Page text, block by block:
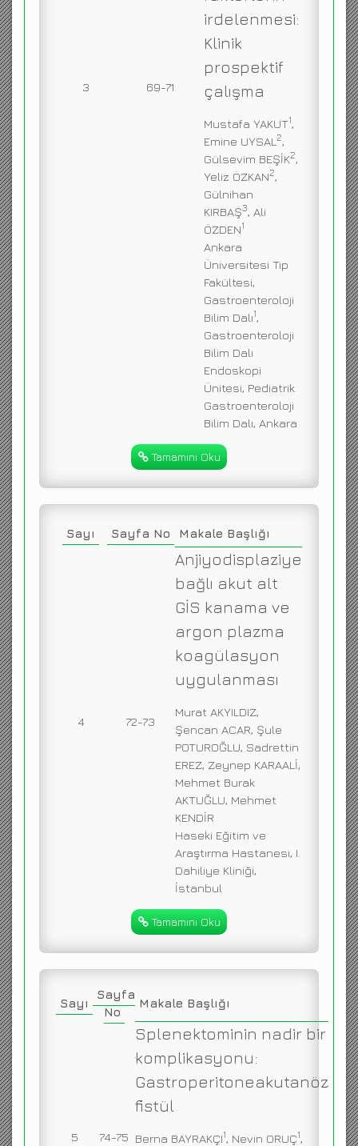
3 69-71
irdelenmesi:
Klinik
prospektif
çalışma
Mustafa YAKUT1,
Emine UYSAL 2,
Gülsevim BEŞİK2,
Yeliz ÖZKAN2,
Gülnihan
KIRBAŞ3, Ali
ÖZDEN1
Ankara
Üniversitesi Tıp
Fakültesi,
Gastroenteroloji
Bilim Dalı1,
Gastroenteroloji
Bilim Dalı
Endoskopi
Ünitesi, Pediatrik
Gastroenteroloji
Bilim Dalı, Ankara
Tamamını Oku
Sayı Sayfa No Makale Başlığı
4 72-73
Anjiyodisplaziye
bağlı akut alt
GİS kanama ve
argon plazma
koagülasyon
uygulanması
Murat AKYILDIZ,
Şencan ACAR, Şule
POTUROĞLU, Sadrettin
EREZ, Zeynep KARAALİ,
Mehmet Burak
AKTUĞLU, Mehmet
KENDİR
Haseki Eğitim ve
Araştırma Hastanesi, I.
Dahiliye Kliniği,
İstanbul
Tamamını Oku
Sayı
Sayfa
No
Makale Başlığı
5 74-75
Splenektominin nadir bir
komplikasyonu:
Gastroperitoneakutanöz
fistül
Berna BAYRAKÇI1, Nevin ORUÇ1,